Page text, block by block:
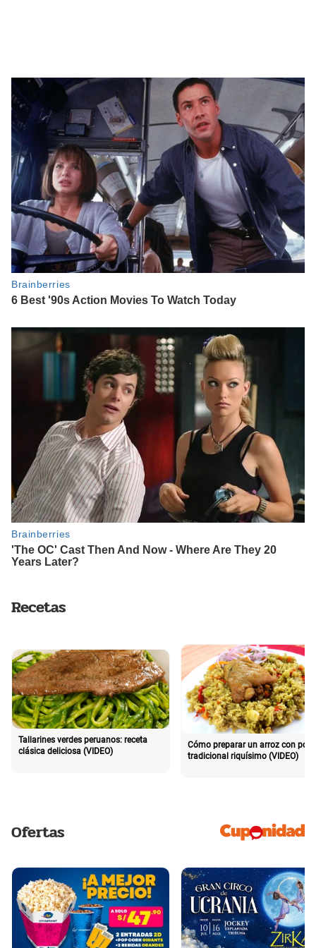
Recetas
Tallarines verdes peruanos: receta
clásica deliciosa (VIDEO)
Cómo preparar un arroz con pollo
tradicional riquísimo (VIDEO)
Ofertas